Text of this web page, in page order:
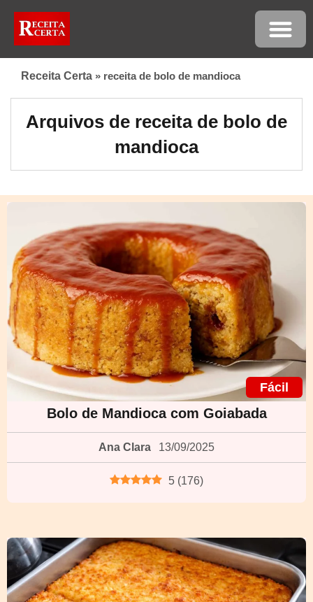
Receita Certa » receita de bolo de mandioca
Arquivos de receita de bolo de
mandioca
Fácil
Bolo de Mandioca com Goiabada
Ana Clara 13/09/2025
5 (176)